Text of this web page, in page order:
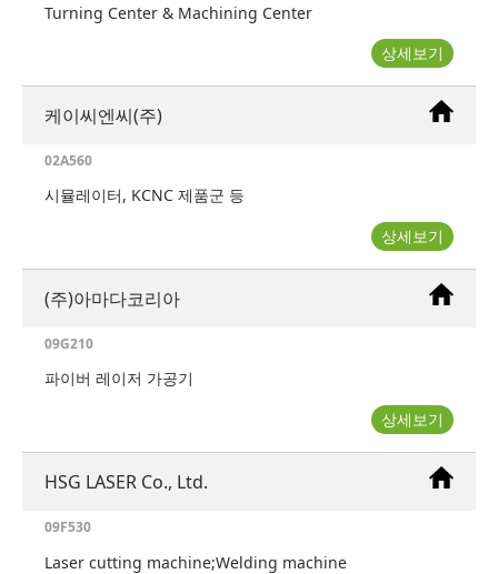
Turning Center & Machining Center
상세보기
케이씨엔씨(주)
02A560
시뮬레이터, KCNC 제품군 등
상세보기
(주)아마다코리아
09G210
파이버 레이저 가공기
상세보기
HSG LASER Co., Ltd.
09F530
Laser cutting machine;Welding machine